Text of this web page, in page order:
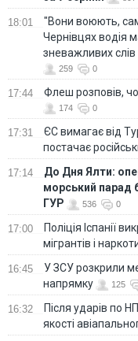
18:01
"Вони воюють,
Чернівцях водія
зневажливих слів
259 0
17:44 Флеш розповів,
174 0
17:31
ЄС вимагає від
постачає
17:14
До Дня Ялти:
морський парад
ГУР
536 0
17:00
Поліція Іспанії
мігрантів і
16:45
У ЗСУ розкрили
напрямку
125
16:32
Після ударів по
якості